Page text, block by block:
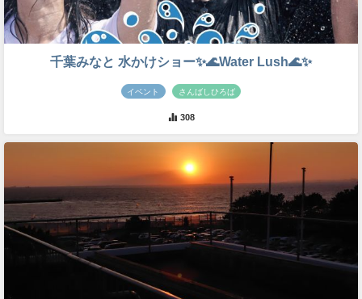
千葉みなと 水かけショー✨🌊Water Lush🌊✨
イベント さんばしひろば
308